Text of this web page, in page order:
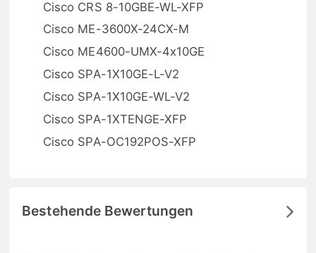
Cisco CRS 8-10GBE-WL-XFP
Cisco ME-3600X-24CX-M
Cisco ME4600-UMX-4x10GE
Cisco SPA-1X10GE-L-V2
Cisco SPA-1X10GE-WL-V2
Cisco SPA-1XTENGE-XFP
Cisco SPA-OC192POS-XFP
Bestehende Bewertungen